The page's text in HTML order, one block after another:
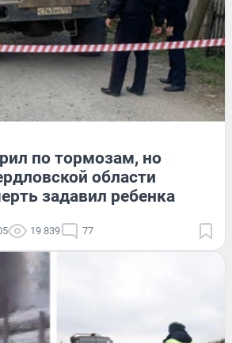
по тормозам, но
области
задавил ребенка
19 839 77